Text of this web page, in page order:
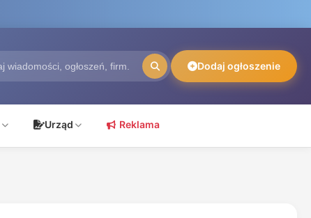
Dodaj ogłoszenie
Urząd Reklama